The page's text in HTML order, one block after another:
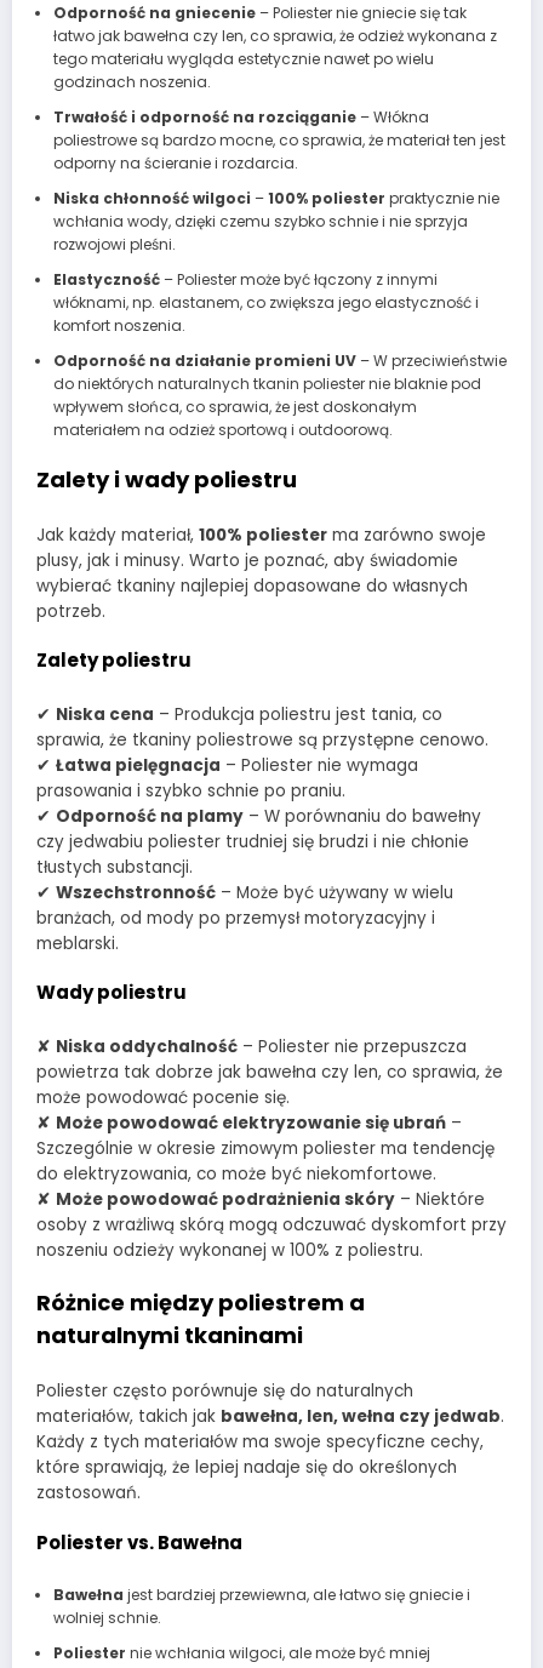
Odporność na gniecenie– Poliester nie gniecie się tak
łatwo jak bawełna czy len, co sprawia, że odzież wykonana z
tego materiału wygląda estetycznie nawet po wielu
godzinach noszenia.
Trwałość i odporność na rozciąganie– Włókna
poliestrowe są bardzo mocne, co sprawia, że materiał ten jest
odporny na ścieranie i rozdarcia.
Niska chłonność wilgoci –100% poliester praktycznie nie
wchłania wody, dzięki czemu szybko schnie i nie sprzyja
rozwojowi pleśni.
Elastyczność– Poliester może być łączony z innymi
włóknami, np. elastanem, co zwiększa jego elastyczność i
komfort noszenia.
Odporność na działanie promieni UV– W przeciwieństwie
do niektórych naturalnych tkanin poliester nie blaknie pod
wpływem słońca, co sprawia, że jest doskonałym
materiałem na odzież sportową i outdoorową.
Zalety i wady poliestru
Jak każdy materiał, 100% poliester ma zarówno swoje
plusy, jak i minusy. Warto je poznać, aby świadomie
wybierać tkaniny najlepiej dopasowane do własnych
potrzeb.
Zalety poliestru
✔ Niska cena – Produkcja poliestru jest tania, co
sprawia, że tkaniny poliestrowe są przystępne cenowo.
✔ Łatwa pielęgnacja – Poliester nie wymaga
prasowania i szybko schnie po praniu.
✔ Odporność na plamy – W porównaniu do bawełny
czy jedwabiu poliester trudniej się brudzi i nie chłonie
tłustych substancji.
✔ Wszechstronność – Może być używany w wielu
branżach, od mody po przemysł motoryzacyjny i
meblarski.
Wady poliestru
✘ Niska oddychalność – Poliester nie przepuszcza
powietrza tak dobrze jak bawełna czy len, co sprawia, że
może powodować pocenie się.
✘ Może powodować elektryzowanie się ubrań –
Szczególnie w okresie zimowym poliester ma tendencję
do elektryzowania, co może być niekomfortowe.
✘ Może powodować podrażnienia skóry – Niektóre
osoby z wrażliwą skórą mogą odczuwać dyskomfort przy
noszeniu odzieży wykonanej w 100% z poliestru.
Różnice między poliestrem a
naturalnymi tkaninami
Poliester często porównuje się do naturalnych
materiałów, takich jak bawełna, len, wełna czy jedwab.
Każdy z tych materiałów ma swoje specyficzne cechy,
które sprawiają, że lepiej nadaje się do określonych
zastosowań.
Poliester vs. Bawełna
Bawełna jest bardziej przewiewna, ale łatwo się gniecie i
wolniej schnie.
Poliester nie wchłania wilgoci, ale może być mniej